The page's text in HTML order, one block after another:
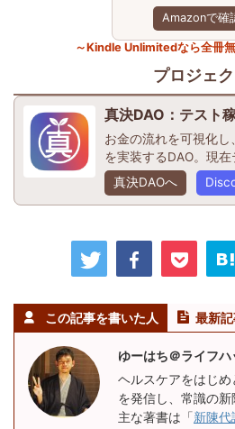
Amazonで確
～Kindle Unlimitedなら全冊
プロジェ
真決DAO：テスト
お金の流れを可視化
を実装するDAO。現在
真決DAOへ
この記事を書いた人 最新
ゆーはち＠ライフハ
ヘルスケアをはじ
を発信し、常識の新
主な著書は「新陳